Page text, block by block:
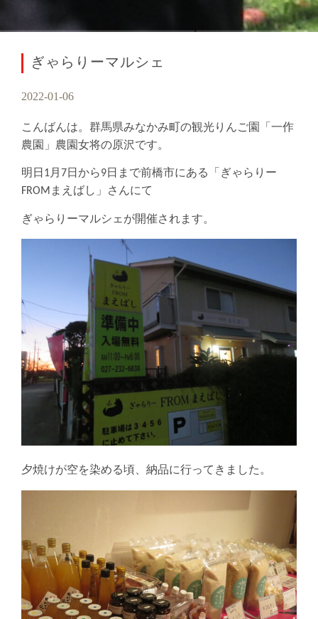
ぎゃらりーマルシェ
2022-01-06
こんばんは。群馬県みなかみ町の観光りんご園「一作
農園」農園女将の原沢です。
明日1月7日から9日まで前橋市にある「ぎゃらりー
FROMまえばし」さんにて
ぎゃらりーマルシェが開催されます。
夕焼けが空を染める頃、納品に行ってきました。